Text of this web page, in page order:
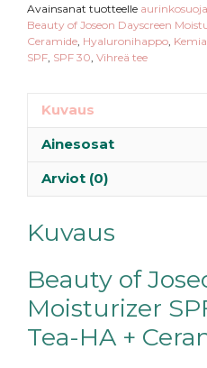
Avainsanat tuotteelle aurinkosuoja
Beauty of Joseon Dayscreen
Ceramide Hyaluronihappo
SPF SPF 30 Vihreä tee
Kuvaus
Ainesosat
Arviot (0)
Kuvaus
Beauty of
Moisturizer
Tea-HA +